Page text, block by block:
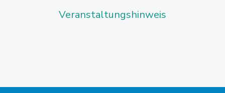
Veranstaltungshinweis